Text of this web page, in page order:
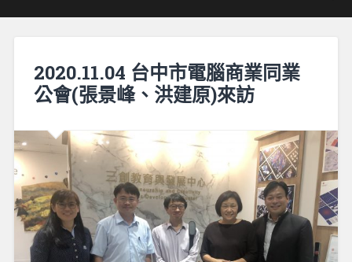
2020.11.04 台中市電腦商業同業
公會(張景峰、洪建原)來訪